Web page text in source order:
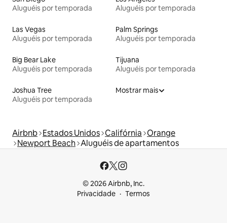
Aluguéis por temporada
Aluguéis por temporada
Las Vegas
Aluguéis por temporada
Palm Springs
Aluguéis por temporada
Big Bear Lake
Aluguéis por temporada
Tijuana
Aluguéis por temporada
Joshua Tree
Aluguéis por temporada
Mostrar mais
Airbnb Estados Unidos Califórnia Orange
Newport Beach Aluguéis de apartamentos
© 2026 Airbnb, Inc.
Privacidade
Termos